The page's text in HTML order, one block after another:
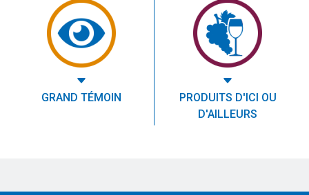
GRAND TÉMOIN
PRODUITS D'ICI OU
D'AILLEURS